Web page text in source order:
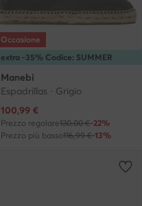
extra -35% Codice: SUMMER
Occasione
Manebi
Espadrillas · Grigio
Prezzo attuale
100,99 €
Prezzo regolare130,00 €-22%
Prezzo più basso116,99 €-13%